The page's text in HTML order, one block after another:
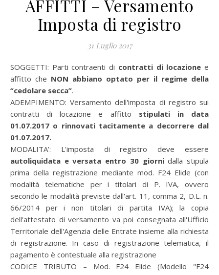
AFFITTI – Versamento
Imposta di registro
31 Luglio 2017
SOGGETTI: Parti contraenti di contratti di locazione e
affitto che NON abbiano optato per il regime della
“cedolare secca”.
ADEMPIMENTO: Versamento dell'imposta di registro sui
contratti di locazione e affitto stipulati in data
01.07.2017 o rinnovati tacitamente a decorrere dal
01.07.2017.
MODALITA’: L'imposta di registro deve essere
autoliquidata e versata entro 30 giornidalla stipula
prima della registrazione mediante mod. F24 Elide (con
modalità telematiche per i titolari di P. IVA, ovvero
secondo le modalità previste dall'art. 11, comma 2, D.L. n.
66/2014 per i non titolari di partita IVA); la copia
dell'attestato di versamento va poi consegnata all'Ufficio
Territoriale dell'Agenzia delle Entrate insieme alla richiesta
di registrazione. In caso di registrazione telematica, il
pagamento è contestuale alla registrazione
CODICE TRIBUTO – Mod. F24 Elide (Modello "F24